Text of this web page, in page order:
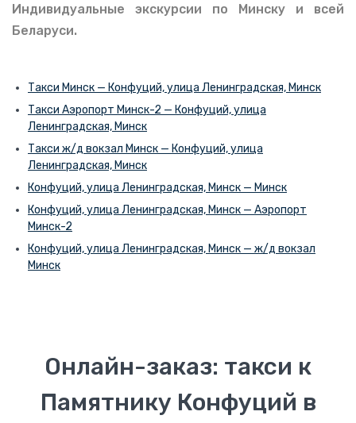
Индивидуальные экскурсии по Минску и всей
Беларуси.
Такси Минск — Конфуций, улица Ленинградская, Минск
Такси Аэропорт Минск-2 — Конфуций, улица
Ленинградская, Минск
Такси ж/д вокзал Минск — Конфуций, улица
Ленинградская, Минск
Конфуций, улица Ленинградская, Минск — Минск
Конфуций, улица Ленинградская, Минск — Аэропорт
Минск-2
Конфуций, улица Ленинградская, Минск — ж/д вокзал
Минск
Онлайн-заказ: такси к
Памятнику Конфуций в